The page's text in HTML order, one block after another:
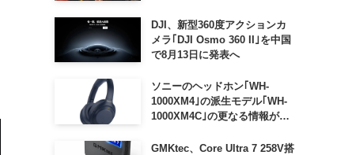
などが利用可能に
DJI、新型360度アクションカ
メラ｢DJI Osmo 360 II｣を中国
で8月13日に発表へ
ソニーのヘッドホン｢WH-
1000XM4｣の派生モデル｢WH-
1000XM4C｣の更なる情報が明
GMKtec、Core Ultra 7 258V搭